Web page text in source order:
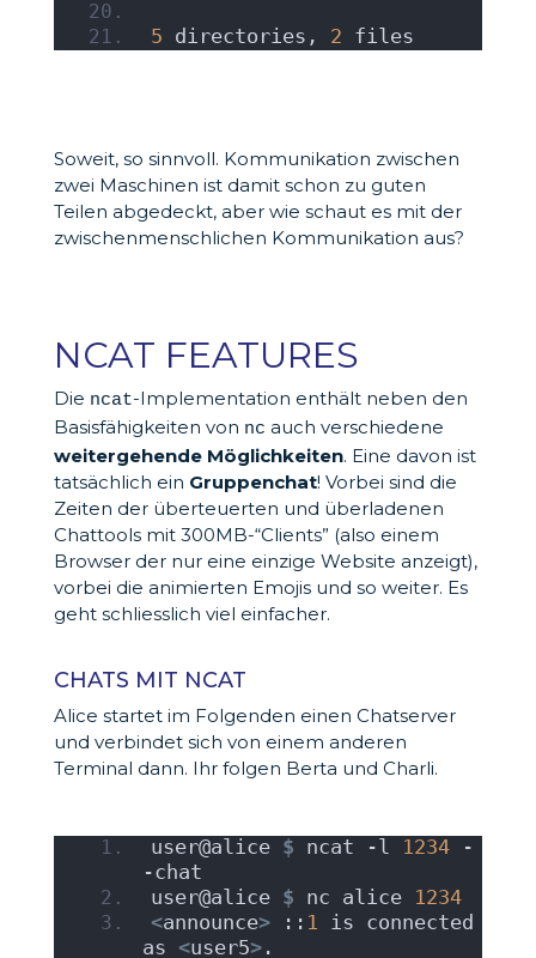
5 directories, 2 files
Soweit, so sinnvoll. Kommunikation zwischen
zwei Maschinen ist damit schon zu guten
Teilen abgedeckt, aber wie schaut es mit der
zwischenmenschlichen Kommunikation aus?
NCAT FEATURES
Die ncat-Implementation enthält neben den
Basisfähigkeiten von nc auch verschiedene
weitergehende Möglichkeiten. Eine davon ist
tatsächlich ein Gruppenchat! Vorbei sind die
Zeiten der überteuerten und überladenen
Chattools mit 300MB-“Clients” (also einem
Browser der nur eine einzige Website anzeigt),
vorbei die animierten Emojis und so weiter. Es
geht schliesslich viel einfacher.
CHATS MIT NCAT
Alice startet im Folgenden einen Chatserver
und verbindet sich von einem anderen
Terminal dann. Ihr folgen Berta und Charli.
user@alice $ ncat -l 1234 -
-chat
user@alice $ nc alice 1234
<announce> :: 1 is connected
as <user5>.